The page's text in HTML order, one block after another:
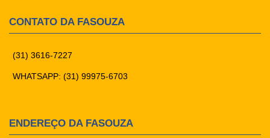
CONTATO DA FASOUZA
(31) 3616-7227
WHATSAPP: (31) 99975-6703
ENDEREÇO DA FASOUZA